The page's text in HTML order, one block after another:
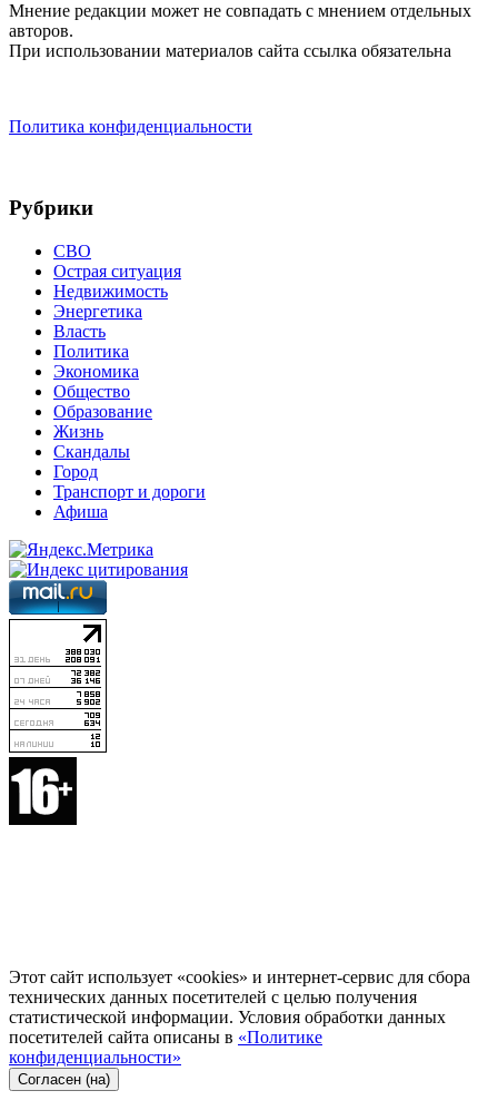
Мнение редакции может не совпадать с мнением отдельных
авторов.
При использовании материалов сайта ссылка обязательна
Политика конфиденциальности
Рубрики
СВО
Острая ситуация
Недвижимость
Энергетика
Власть
Политика
Экономика
Общество
Образование
Жизнь
Скандалы
Город
Транспорт и дороги
Афиша
Этот сайт использует «cookies» и интернет-сервис для сбора
технических данных посетителей с целью получения
статистической информации. Условия обработки данных
посетителей сайта описаны в «Политике
конфиденциальности»
Согласен (на)